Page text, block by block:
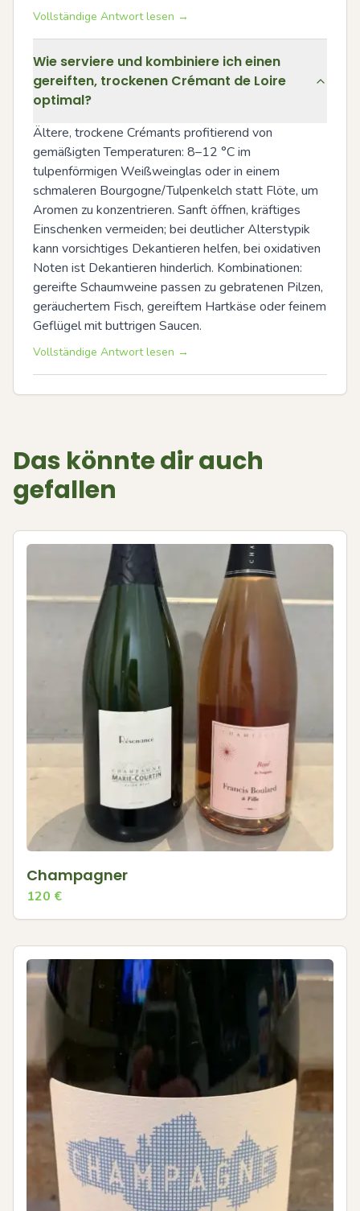
Vollständige Antwort lesen →
Wie serviere und kombiniere ich einen
gereiften, trockenen Crémant de Loire
optimal?
Ältere, trockene Crémants profitierend von
gemäßigten Temperaturen: 8–12 °C im
tulpenförmigen Weißweinglas oder in einem
schmaleren Bourgogne/Tulpenkelch statt Flöte, um
Aromen zu konzentrieren. Sanft öffnen, kräftiges
Einschenken vermeiden; bei deutlicher Alterstypik
kann vorsichtiges Dekantieren helfen, bei oxidativen
Noten ist Dekantieren hinderlich. Kombinationen:
gereifte Schaumweine passen zu gebratenen Pilzen,
geräuchertem Fisch, gereiftem Hartkäse oder feinem
Geflügel mit buttrigen Saucen.
Vollständige Antwort lesen →
Das könnte dir auch
gefallen
Champagner
120 €